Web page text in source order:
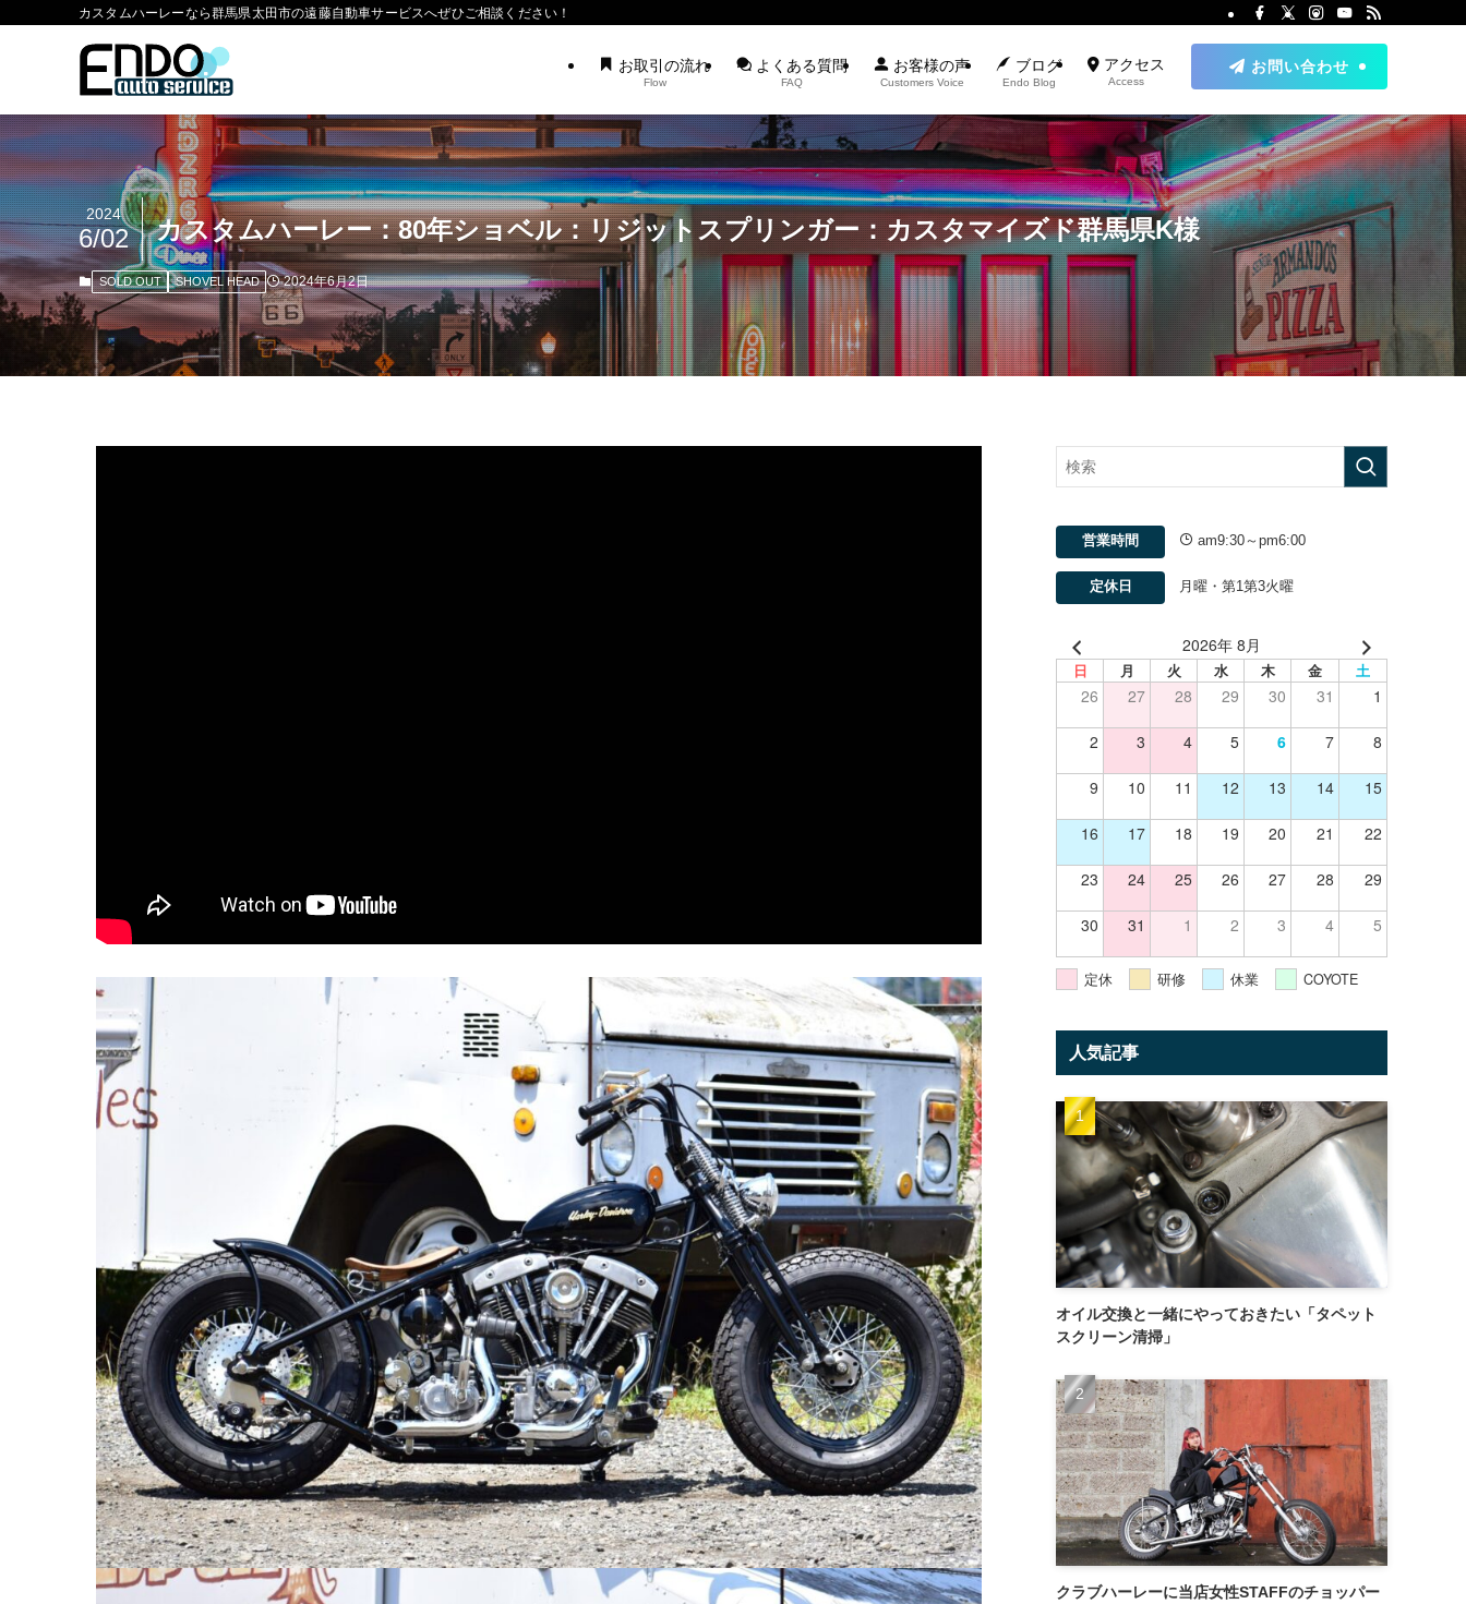
カスタムハーレーなら群馬県太田市の遠藤自動車サービスへぜひご相談ください！
お取引の流れ
Flow
よくある質問
FAQ
お客様の声
Customers Voice
ブログ
Endo Blog
アクセス
Access
お問い合わせ
カスタムハーレー：80年ショベル：リジットスプリンガー：カスタマイズド群馬県K様
2024
6/02
SOLD OUT SHOVEL HEAD 2024年6月2日
営業時間 am9:30～pm6:00
定休日 月曜・第1第3火曜
2026年 8月
日 月 火 水 木 金 土
26 27 28 29 30 31 1
2 3 4 5 6 7 8
9 10 11 12 13 14 15
16 17 18 19 20 21 22
23 24 25 26 27 28 29
30 31 1 2 3 4 5
定休 研修 休業 COYOTE
人気記事
オイル交換と一緒にやっておきたい「タペット
スクリーン清掃」
クラブハーレーに当店女性STAFFのチョッパー